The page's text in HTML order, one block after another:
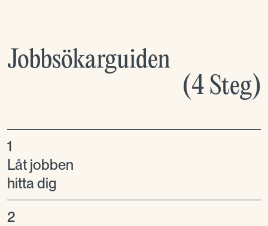
Jobbsökarguiden
(4 Steg)
1
Låt jobben
hitta dig
2